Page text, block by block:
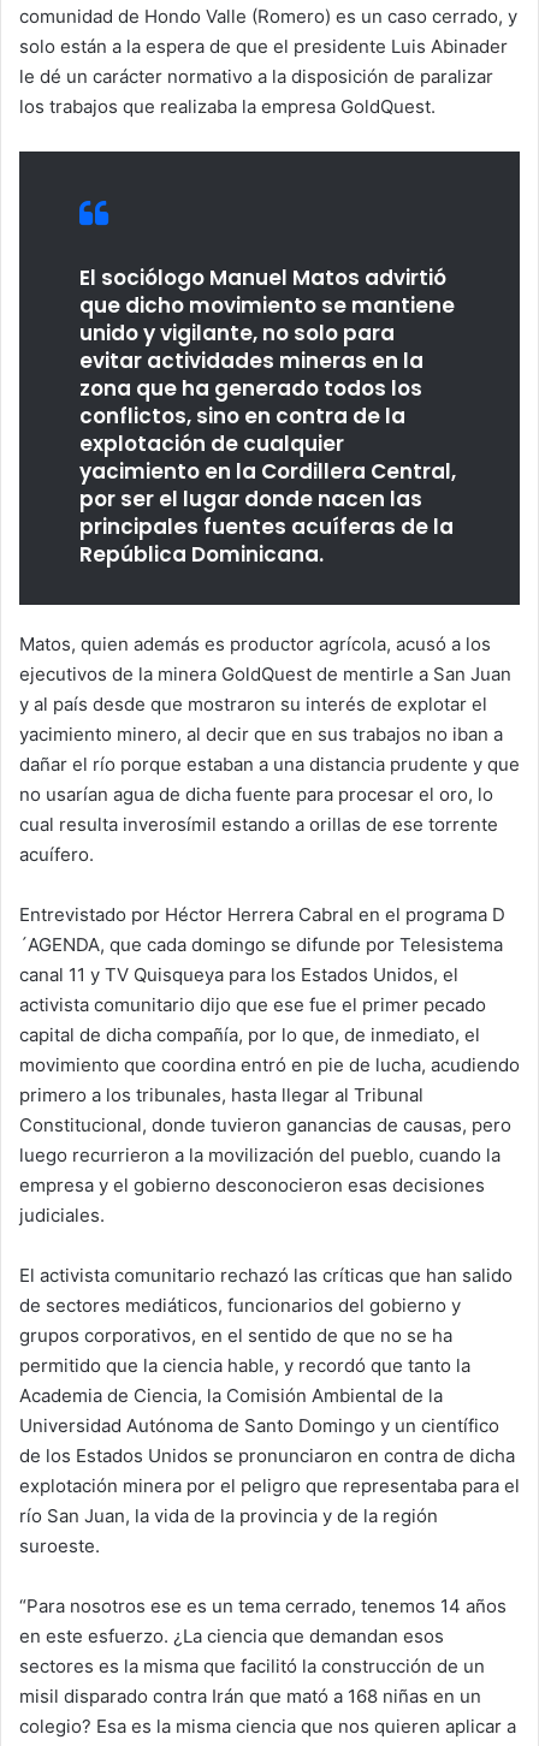
comunidad de Hondo Valle (Romero) es un caso cerrado, y
solo están a la espera de que el presidente Luis Abinader
le dé un carácter normativo a la disposición de paralizar
los trabajos que realizaba la empresa GoldQuest.
El sociólogo Manuel Matos advirtió
que dicho movimiento se mantiene
unido y vigilante, no solo para
evitar actividades mineras en la
zona que ha generado todos los
conflictos, sino en contra de la
explotación de cualquier
yacimiento en la Cordillera Central,
por ser el lugar donde nacen las
principales fuentes acuíferas de la
República Dominicana.
Matos, quien además es productor agrícola, acusó a los
ejecutivos de la minera GoldQuest de mentirle a San Juan
y al país desde que mostraron su interés de explotar el
yacimiento minero, al decir que en sus trabajos no iban a
dañar el río porque estaban a una distancia prudente y que
no usarían agua de dicha fuente para procesar el oro, lo
cual resulta inverosímil estando a orillas de ese torrente
acuífero.
Entrevistado por Héctor Herrera Cabral en el programa D
´AGENDA, que cada domingo se difunde por Telesistema
canal 11 y TV Quisqueya para los Estados Unidos, el
activista comunitario dijo que ese fue el primer pecado
capital de dicha compañía, por lo que, de inmediato, el
movimiento que coordina entró en pie de lucha, acudiendo
primero a los tribunales, hasta llegar al Tribunal
Constitucional, donde tuvieron ganancias de causas, pero
luego recurrieron a la movilización del pueblo, cuando la
empresa y el gobierno desconocieron esas decisiones
judiciales.
El activista comunitario rechazó las críticas que han salido
de sectores mediáticos, funcionarios del gobierno y
grupos corporativos, en el sentido de que no se ha
permitido que la ciencia hable, y recordó que tanto la
Academia de Ciencia, la Comisión Ambiental de la
Universidad Autónoma de Santo Domingo y un científico
de los Estados Unidos se pronunciaron en contra de dicha
explotación minera por el peligro que representaba para el
río San Juan, la vida de la provincia y de la región
suroeste.
“Para nosotros ese es un tema cerrado, tenemos 14 años
en este esfuerzo. ¿La ciencia que demandan esos
sectores es la misma que facilitó la construcción de un
misil disparado contra Irán que mató a 168 niñas en un
colegio? Esa es la misma ciencia que nos quieren aplicar a